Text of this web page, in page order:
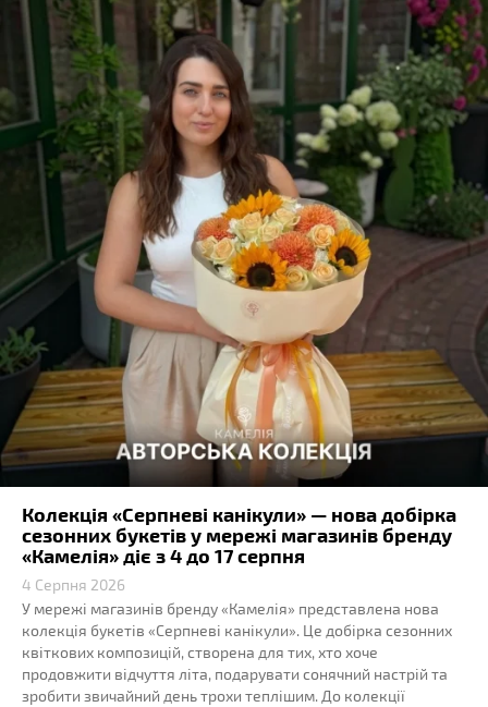
Колекція «Серпневі канікули» — нова добірка
сезонних букетів у мережі магазинів бренду
«Камелія» діє з 4 до 17 серпня
4 Серпня 2026
У мережі магазинів бренду «Камелія» представлена нова
колекція букетів «Серпневі канікули». Це добірка сезонних
квіткових композицій, створена для тих, хто хоче
продовжити відчуття літа, подарувати сонячний настрій та
зробити звичайний день трохи теплішим. До колекції